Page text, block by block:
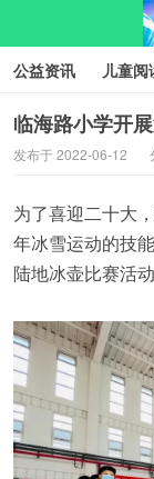
公益资讯 儿童阅
儿童性教育 公益
儿童树洞心声 i
临海路小学开
发布于 2022-06-12
为了喜迎二十大
年冰雪运动的技
陆地冰壶比赛活动